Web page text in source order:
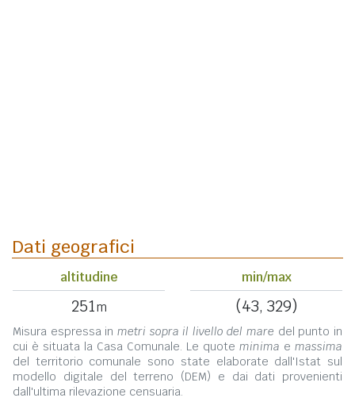
Dati geografici
altitudine
251m
min/max
(43, 329)
Misura espressa in metri sopra il livello del mare del punto in
cui è situata la Casa Comunale. Le quote minima e massima
del territorio comunale sono state elaborate dall'Istat sul
modello digitale del terreno (DEM) e dai dati provenienti
dall'ultima rilevazione censuaria.